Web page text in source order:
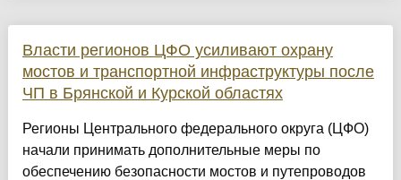
Власти регионов ЦФО усиливают охрану
мостов и транспортной инфраструктуры после
ЧП в Брянской и Курской областях
Регионы Центрального федерального округа (ЦФО)
начали принимать дополнительные меры по
обеспечению безопасности мостов и путепроводов